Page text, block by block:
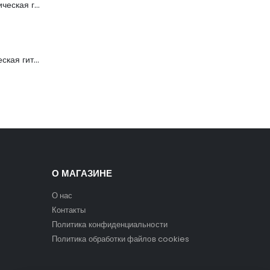
FFG-1040SB Акустическая гитара, санберст, с вырезом, Foix
C901T-BS Акустическая гитара, с вырезом, санберст, Caraya
О МАГАЗИНЕ
О нас
Контакты
Политика конфиденциальности
Политика обработки файлов cookies